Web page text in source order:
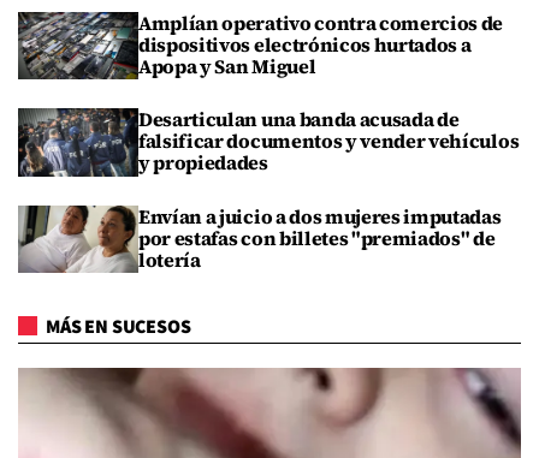
Amplían operativo contra comercios de
dispositivos electrónicos hurtados a
Apopa y San Miguel
Desarticulan una banda acusada de
falsificar documentos y vender vehículos
y propiedades
Envían a juicio a dos mujeres imputadas
por estafas con billetes "premiados" de
lotería
MÁS EN SUCESOS